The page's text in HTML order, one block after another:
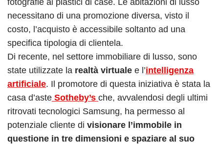
necessitano di una promozione diversa, visto il
costo, l’acquisto è accessibile soltanto ad una
specifica tipologia di clientela.
Di recente, nel settore immobiliare di lusso, sono
state utilizzate la realtà virtuale e l’intelligenza
artificiale. Il promotore di questa iniziativa è stata la
casa d’aste Sotheby’s che, avvalendosi degli ultimi
ritrovati tecnologici Samsung, ha permesso al
potenziale cliente di visionare l’immobile in
questione in tre dimensioni e spaziare al suo